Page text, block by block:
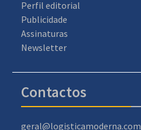
Perfil editorial
Publicidade
Assinaturas
Newsletter
Contactos
geral@logisticamoderna.com